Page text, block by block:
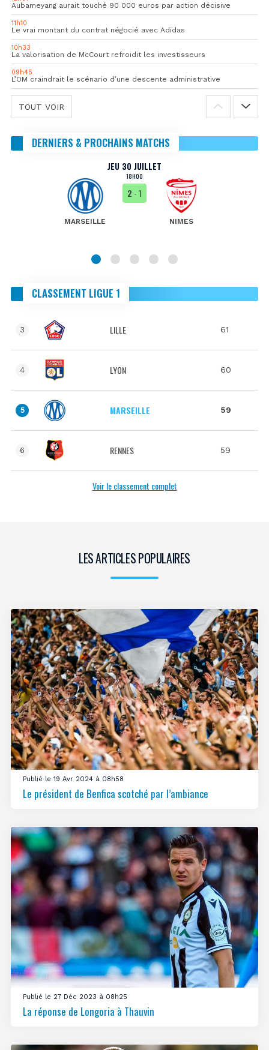
Aubameyang aurait touché 90 000 euros par action décisive
11h10
Le vrai montant du contrat négocié avec Adidas
10h33
La valorisation de McCourt refroidit les investisseurs
09h45
L’OM craindrait le scénario d’une descente administrative
TOUT VOIR
DERNIERS & PROCHAINS MATCHS
JEU 30 JUILLET
18H00
MARSEILLE
2 - 1
NIMES
CLASSEMENT LIGUE 1
3 LILLE 61
4 LYON 60
5 MARSEILLE 59
6 RENNES 59
Voir le classement complet
LES ARTICLES POPULAIRES
Publié le 19 Avr 2024 à 08h58
Le président de Benfica scotché par l’ambiance
Publié le 27 Déc 2023 à 08h25
La réponse de Longoria à Thauvin